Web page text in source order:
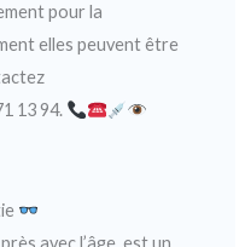
pour la
elles peuvent être
13 94.